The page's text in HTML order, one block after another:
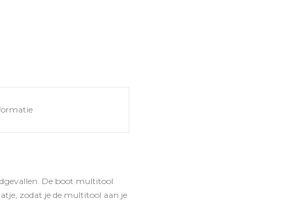
De boot multitool
zodat je de multitool aan je